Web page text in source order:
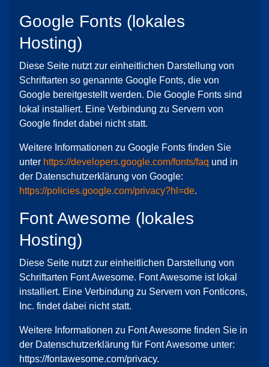
Google Fonts (lokales
Hosting)
Diese Seite nutzt zur einheitlichen Darstellung von
Schriftarten so genannte Google Fonts, die von
Google bereitgestellt werden. Die Google Fonts sind
lokal installiert. Eine Verbindung zu Servern von
Google findet dabei nicht statt.
Weitere Informationen zu Google Fonts finden Sie
unter https://developers.google.com/fonts/faq und in
der Datenschutzerklärung von Google:
https://policies.google.com/privacy?hl=de.
Font Awesome (lokales
Hosting)
Diese Seite nutzt zur einheitlichen Darstellung von
Schriftarten Font Awesome. Font Awesome ist lokal
installiert. Eine Verbindung zu Servern von Fonticons,
Inc. findet dabei nicht statt.
Weitere Informationen zu Font Awesome finden Sie in
der Datenschutzerklärung für Font Awesome unter:
https://fontawesome.com/privacy.